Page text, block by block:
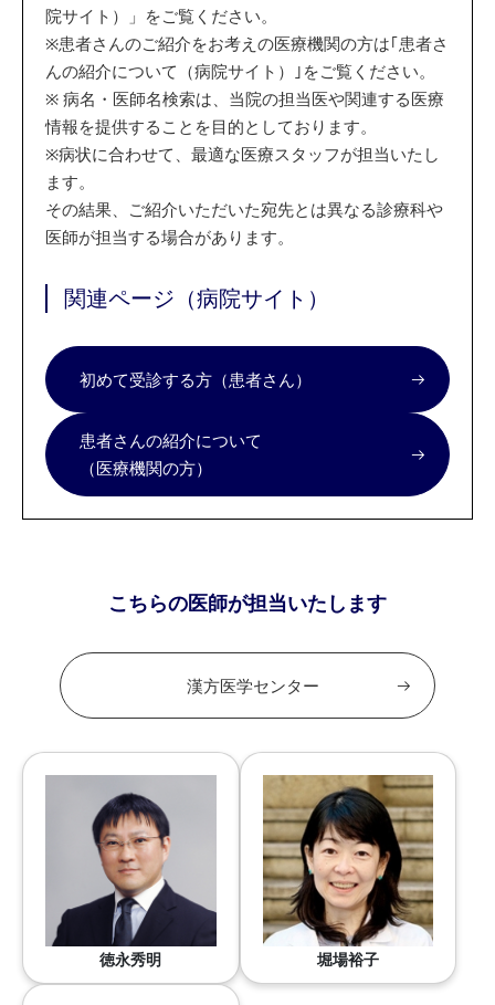
院サイト）」をご覧ください。
※患者さんのご紹介をお考えの医療機関の方は｢患者さ
んの紹介について（病院サイト）｣をご覧ください。
※ 病名・医師名検索は、当院の担当医や関連する医療
情報を提供することを目的としております。
※病状に合わせて、最適な医療スタッフが担当いたし
ます。
その結果、ご紹介いただいた宛先とは異なる診療科や
医師が担当する場合があります。
関連ページ（病院サイト）
初めて受診する方（患者さん）
患者さんの紹介について
（医療機関の方）
こちらの医師が担当いたします
漢方医学センター
徳永秀明 堀場裕子